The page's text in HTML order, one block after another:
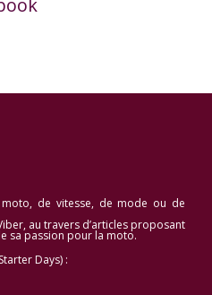
moto, de vitesse, de mode ou de
au travers d’articles proposant
sa passion pour la moto.
Days) :